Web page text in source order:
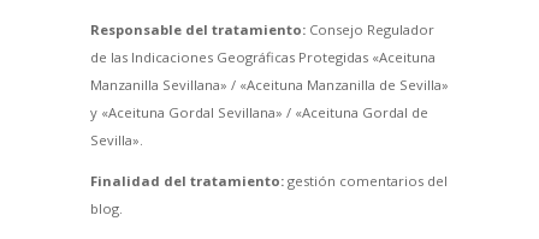
Responsable del tratamiento:Consejo Regulador
de las Indicaciones Geográficas Protegidas «Aceituna
Manzanilla Sevillana» / «Aceituna Manzanilla de Sevilla»
y «Aceituna Gordal Sevillana» / «Aceituna Gordal de
Sevilla».
Finalidad del tratamiento:gestión comentarios del
blog.